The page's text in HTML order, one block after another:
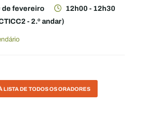
de fevereiro
12h00 - 12h30
- 2.º andar)
LISTA DE TODOS OS ORADORES